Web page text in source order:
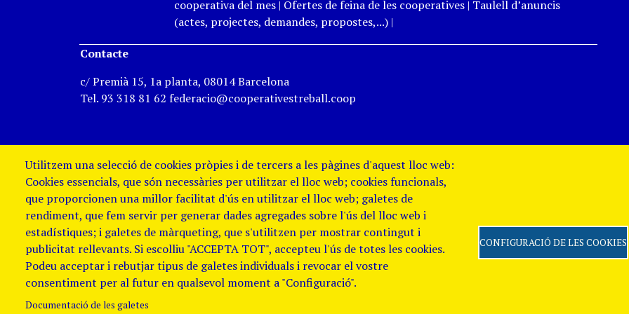
cooperativa del mes| Ofertes de feina de les cooperatives| Taulell d’anuncis
(actes, projectes, demandes, propostes,...)|
Contacte
c/ Premià 15, 1a planta, 08014 Barcelona
Tel. 93 318 81 62 federacio@cooperativestreball.coop
Utilitzem una selecció de cookies pròpies i de tercers a les pàgines d'aquest lloc web:
Cookies essencials, que són necessàries per utilitzar el lloc web; cookies funcionals,
que proporcionen una millor facilitat d'ús en utilitzar el lloc web; galetes de
rendiment, que fem servir per generar dades agregades sobre l'ús del lloc web i
estadístiques; i galetes de màrqueting, que s'utilitzen per mostrar contingut i
publicitat rellevants. Si escolliu "ACCEPTA TOT", accepteu l'ús de totes les cookies.
Podeu acceptar i rebutjar tipus de galetes individuals i revocar el vostre
consentiment per al futur en qualsevol moment a "Configuració".
Documentació de les galetes
CONFIGURACIÓ DE LES COOKIES
Avis Legal i Política de galetes Política de Privacitat
de denúncies